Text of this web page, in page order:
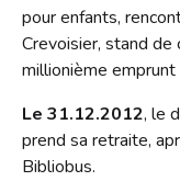
pour enfants,
Crevoisier, stand
millionième
Le 31.12.2012, le
prend sa retraite,
Bibliobus.